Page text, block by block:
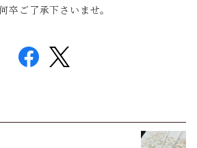
卒ご了承下さいませ。